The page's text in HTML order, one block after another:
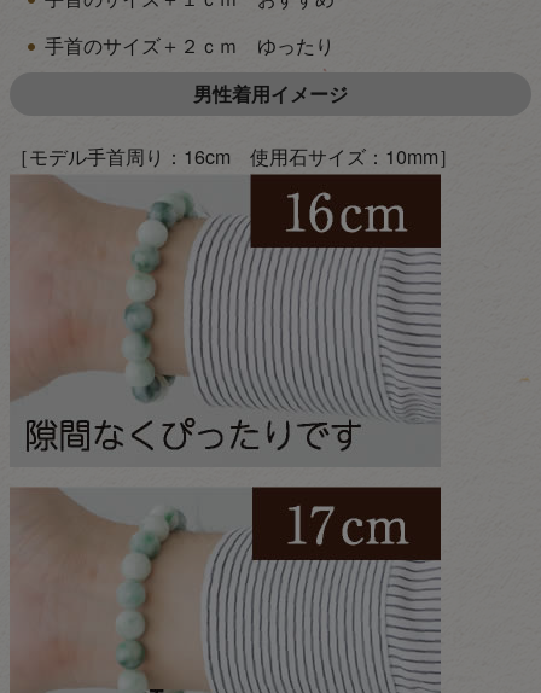
手首のサイズ＋２ｃｍ ゆったり
男性着用イメージ
［モデル手首周り：16cm 使用石サイズ：10mm］